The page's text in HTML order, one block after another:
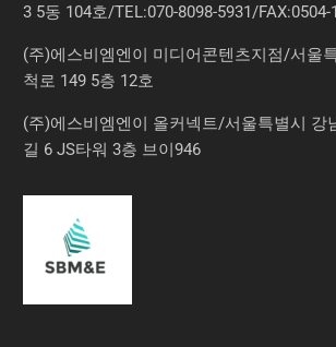
3 5동 104호/TEL:070-8098-5931/
(주)에스비엠엔이 미디어콘텐츠지점/서울
척로 149 5층 12호
(주)에스비엠엔이 올커넥트/서울특별시 강
길 6 JS타워 3층 브이946